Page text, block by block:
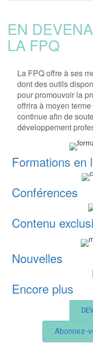
EN
LA FPQ
La FPQ offre à ses
dont des outils
pour promouvoir la
offrira à moyen
continue afin de
développement
Formations en
Conférences
Contenu
Nouvelles
Encore plus
Abonnez-